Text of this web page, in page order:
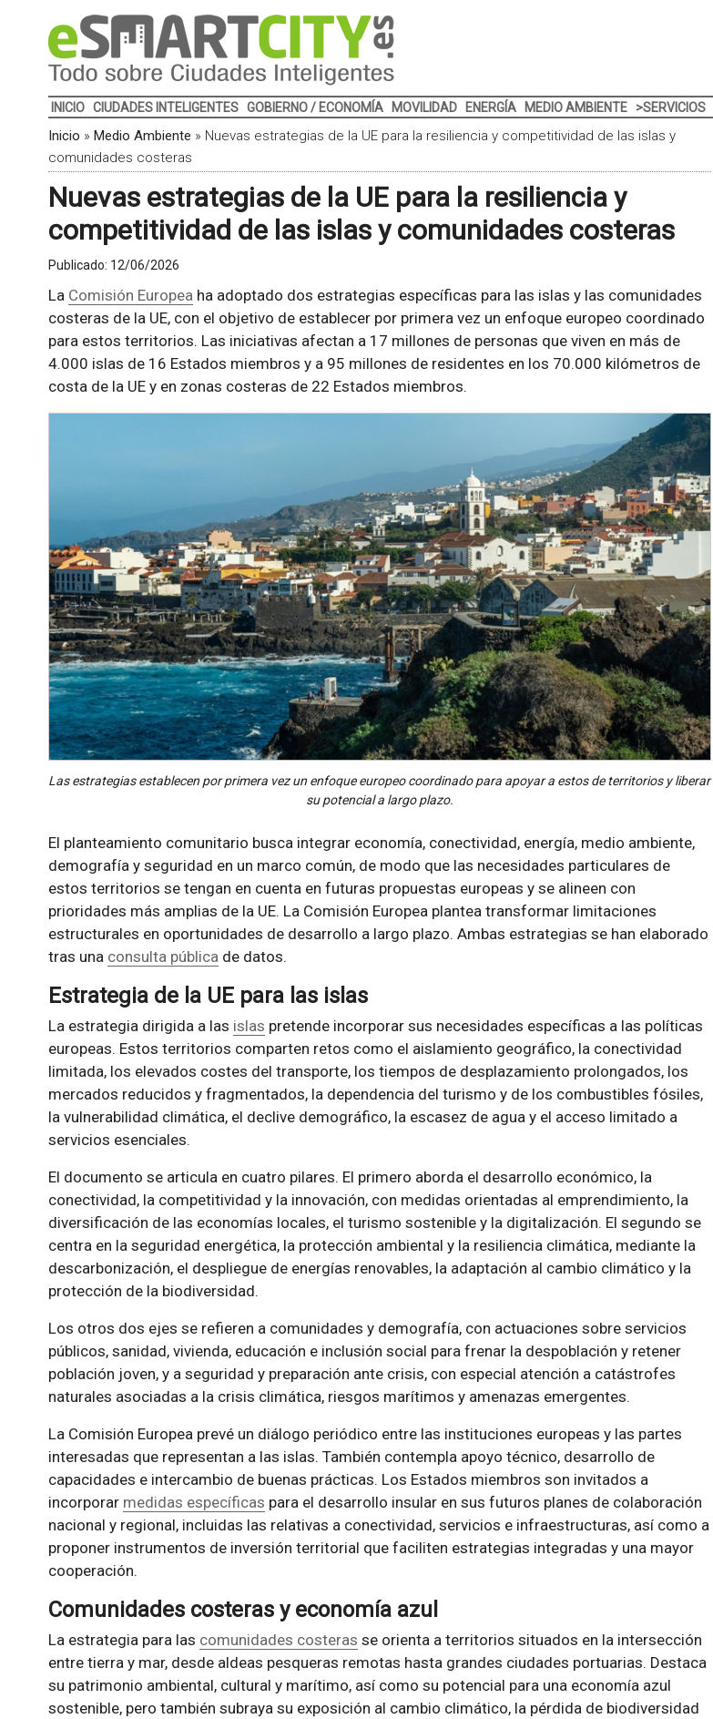
INICIO CIUDADES INTELIGENTES GOBIERNO / ECONOMÍA MOVILIDAD ENERGÍA MEDIO AMBIENTE >SERVICIOS
Inicio » Medio Ambiente » Nuevas estrategias de la UE para la resiliencia y competitividad de las islas y
comunidades costeras
Nuevas estrategias de la UE para la resiliencia y
competitividad de las islas y comunidades costeras
Publicado: 12/06/2026
La Comisión Europeaha adoptado dos estrategias específicas para las islas y las comunidades
costeras de la UE, con el objetivo de establecer por primera vez un enfoque europeo coordinado
para estos territorios. Las iniciativas afectan a 17 millones de personas que viven en más de
4.000 islas de 16 Estados miembros y a 95 millones de residentes en los 70.000 kilómetros de
costa de la UE y en zonas costeras de 22 Estados miembros.
Las estrategias establecen por primera vez un enfoque europeo coordinado para apoyar a estos de territorios y liberar
su potencial a largo plazo.
El planteamiento comunitario busca integrar economía, conectividad, energía, medio ambiente,
demografía y seguridad en un marco común, de modo que las necesidades particulares de
estos territorios se tengan en cuenta en futuras propuestas europeas y se alineen con
prioridades más amplias de la UE. La Comisión Europea plantea transformar limitaciones
estructurales en oportunidades de desarrollo a largo plazo. Ambas estrategias se han elaborado
tras una consulta públicade datos.
Estrategia de la UE para las islas
La estrategia dirigida a las islas pretende incorporar sus necesidades específicas a las políticas
europeas. Estos territorios comparten retos como el aislamiento geográfico, la conectividad
limitada, los elevados costes del transporte, los tiempos de desplazamiento prolongados, los
mercados reducidos y fragmentados, la dependencia del turismo y de los combustibles fósiles,
la vulnerabilidad climática, el declive demográfico, la escasez de agua y el acceso limitado a
servicios esenciales.
El documento se articula en cuatro pilares. El primero aborda el desarrollo económico, la
conectividad, la competitividad y la innovación, con medidas orientadas al emprendimiento, la
diversificación de las economías locales, el turismo sostenible y la digitalización. El segundo se
centra en la seguridad energética, la protección ambiental y la resiliencia climática, mediante la
descarbonización, el despliegue de energías renovables, la adaptación al cambio climático y la
protección de la biodiversidad.
Los otros dos ejes se refieren a comunidades y demografía, con actuaciones sobre servicios
públicos, sanidad, vivienda, educación e inclusión social para frenar la despoblación y retener
población joven, y a seguridad y preparación ante crisis, con especial atención a catástrofes
naturales asociadas a la crisis climática, riesgos marítimos y amenazas emergentes.
La Comisión Europea prevé un diálogo periódico entre las instituciones europeas y las partes
interesadas que representan a las islas. También contempla apoyo técnico, desarrollo de
capacidades e intercambio de buenas prácticas. Los Estados miembros son invitados a
incorporar medidas específicas para el desarrollo insular en sus futuros planes de colaboración
nacional y regional, incluidas las relativas a conectividad, servicios e infraestructuras, así como a
proponer instrumentos de inversión territorial que faciliten estrategias integradas y una mayor
cooperación.
Comunidades costeras y economía azul
La estrategia para las comunidades costeras se orienta a territorios situados en la intersección
entre tierra y mar, desde aldeas pesqueras remotas hasta grandes ciudades portuarias. Destaca
su patrimonio ambiental, cultural y marítimo, así como su potencial para una economía azul
sostenible, pero también subraya su exposición al cambio climático, la pérdida de biodiversidad